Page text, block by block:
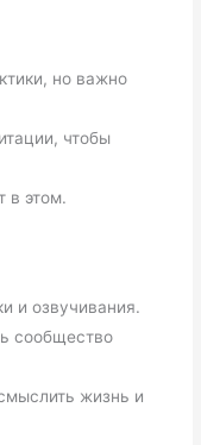
но важно
чтобы
в этом.
и озвучивания.
сообщество
жизнь и